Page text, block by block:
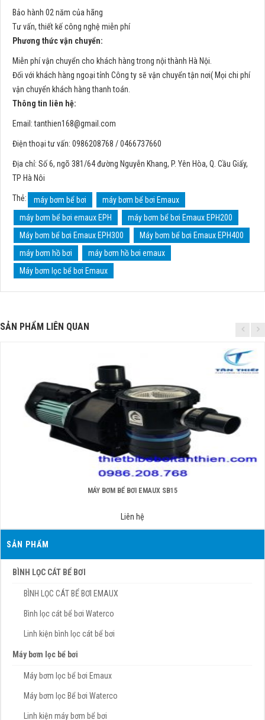
Bảo hành 02 năm của hãng
Tư vấn, thiết kế công nghệ miễn phí
Phương thức vận chuyển:
Miễn phí vận chuyển cho khách hàng trong nội thành Hà Nội.
Đối với khách hàng ngoại tỉnh Công ty sẽ vận chuyển tận nơi( Mọi chi phí
vận chuyển khách hàng thanh toán.
Thông tin liên hệ:
Email:tanthien168@gmail.com
Điện thoại tư vấn: 0986208768 / 0466737660
Địa chỉ: Số 6, ngõ 381/64 đường Nguyễn Khang, P. Yên Hòa, Q. Cầu Giấy,
TP Hà Nôi
Thẻ: máy bơm bể bơi
máy bơm bể bơi Emaux
máy bơm bể bơi emaux EPH
máy bơm bể bơi Emaux EPH200
Máy bơm bể bơi Emaux EPH300
Máy bơm bể bơi Emaux EPH400
máy bơm hồ bơi
máy bơm hồ bơi emaux
Máy bơm lọc bể bơi Emaux
SẢN PHẨM LIÊN QUAN
MÁY BƠM BỂ BƠI EMAUX SB15
Liên hệ
SẢN PHẨM
BÌNH LỌC CÁT BỂ BƠI
BÌNH LỌC CÁT BỂ BƠI EMAUX
Bình lọc cát bể bơi Waterco
Linh kiện bình lọc cát bể bơi
Máy bơm lọc bể bơi
Máy bơm lọc bể bơi Emaux
Máy bơm lọc Bể bơi Waterco
Linh kiện máy bơm bể bơi